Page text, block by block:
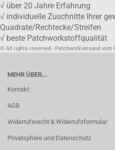
√ über 20 Jahre Erfahrung
√ individuelle Zuschnitte Ihrer
Quadrate/Rechtecke/Streifen
√ beste Patchworkstoffqualität
© All rights reserved - Patchworkversand vom
MEHR ÜBER...
Kontakt
AGB
Widerrufsrecht & Widerrufsformular
Privatsphäre und Datenschutz